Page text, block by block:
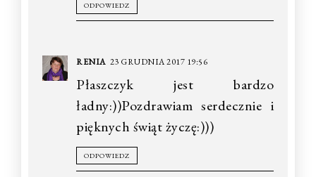
ODPOWIEDZ
RENIA 23 GRUDNIA 2017 19:56
Płaszczyk jest bardzo
ładny:))Pozdrawiam serdecznie i
pięknych świąt życzę:)))
ODPOWIEDZ